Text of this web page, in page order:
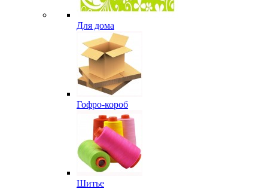
Для дома
Гофро-короб
Шитье